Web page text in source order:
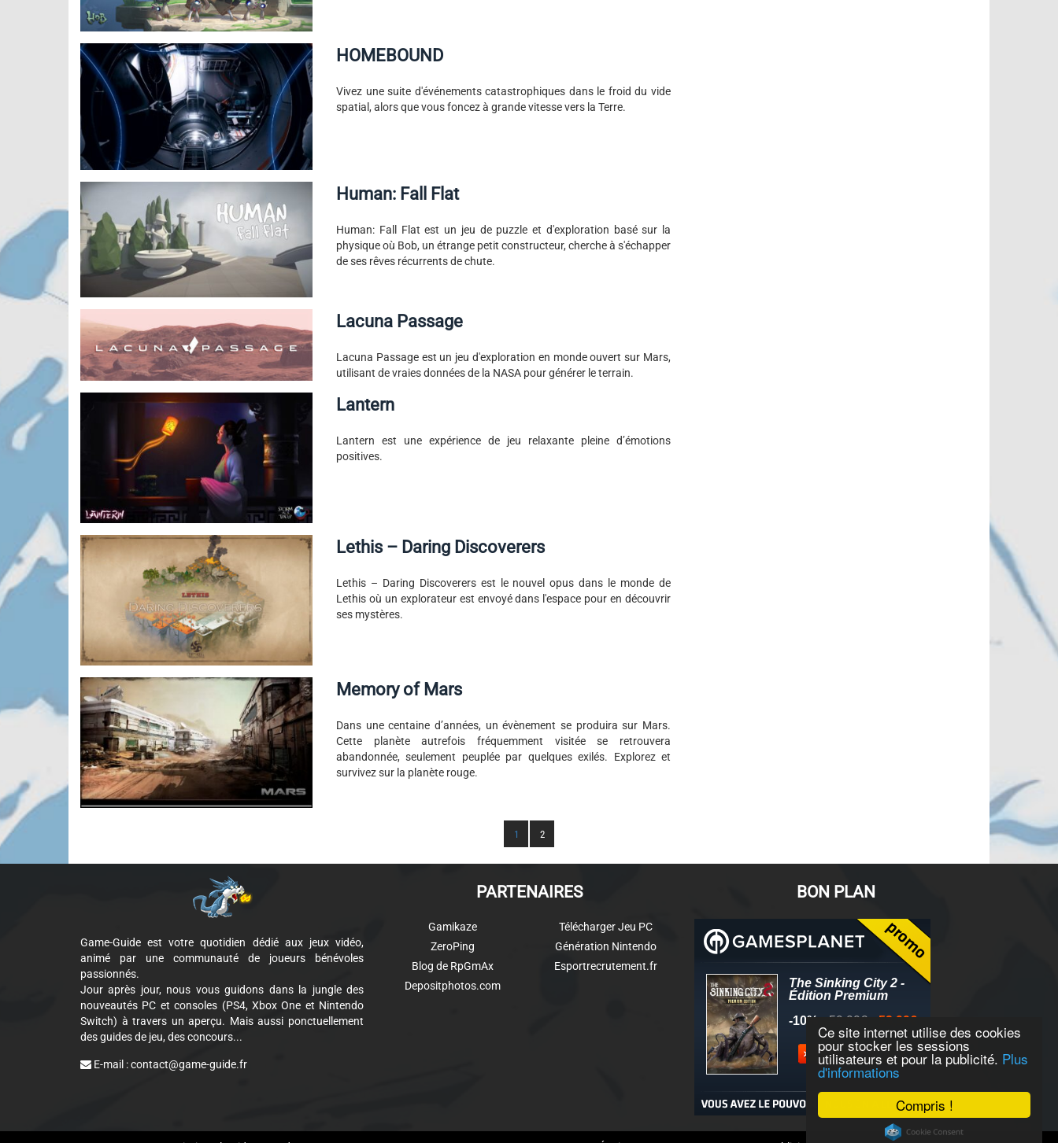
Compris !
Ce site internet utilise des cookies
pour stocker les sessions
utilisateurs et pour la publicité. Plus
d'informations
Cookie Consent plugin for the EU cookie law
HOMEBOUND
Vivez une suite d'événements catastrophiques dans le froid du vide
spatial, alors que vous foncez à grande vitesse vers la Terre.
Human: Fall Flat
Human: Fall Flat est un jeu de puzzle et d'exploration basé sur la
physique où Bob, un étrange petit constructeur, cherche à s'échapper
de ses rêves récurrents de chute.
Lacuna Passage
Lacuna Passage est un jeu d'exploration en monde ouvert sur Mars,
utilisant de vraies données de la NASA pour générer le terrain.
Lantern
Lantern est une expérience de jeu relaxante pleine d’émotions
positives.
Lethis – Daring Discoverers
Lethis – Daring Discoverers est le nouvel opus dans le monde de
Lethis où un explorateur est envoyé dans l'espace pour en découvrir
ses mystères.
Memory of Mars
Dans une centaine d’années, un évènement se produira sur Mars.
Cette planète autrefois fréquemment visitée se retrouvera
abandonnée, seulement peuplée par quelques exilés. Explorez et
survivez sur la planète rouge.
1 2
Game-Guide est votre quotidien dédié aux jeux vidéo,
animé par une communauté de joueurs bénévoles
passionnés.
Jour après jour, nous vous guidons dans la jungle des
nouveautés PC et consoles (PS4, Xbox One et Nintendo
Switch) à travers un aperçu. Mais aussi ponctuellement
des guides de jeu, des concours...
E-mail :contact@game-guide.fr
PARTENAIRES
Gamikaze
ZeroPing
Blog de RpGmAx
Depositphotos.com
Télécharger Jeu PC
Génération Nintendo
Esportrecrutement.fr
BON PLAN